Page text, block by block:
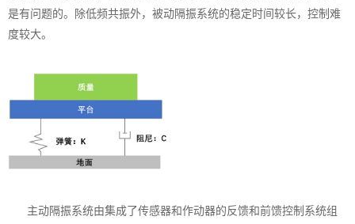
是有问题的。除低频共振外，被动隔振系统的稳定时间较长，控制难
度较大。
主动隔振系统由集成了传感器和作动器的反馈和前馈控制系统组